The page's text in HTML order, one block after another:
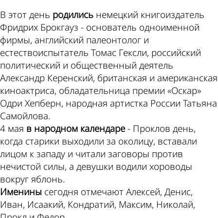
В этот день родились немецкий книгоиздатель
Фридрих Брокгауз - основатель одноименной
фирмы, английский палеонтолог и
естествоиспытатель Томас Гексли, российский
политический и общественный деятель
Александр Керенский, британская и американская
киноактриса, обладательница премии «Оскар»
Одри Хепберн, народная артистка России Татьяна
Самойлова.
4 мая в народном календаре- Проклов день,
когда старики выходили за околицу, вставали
лицом к западу и читали заговоры против
нечистой силы, а девушки водили хороводы
вокруг яблонь.
Именины сегодня отмечают Алексей, Денис,
Иван, Исаакий, Кондратий, Максим, Николай,